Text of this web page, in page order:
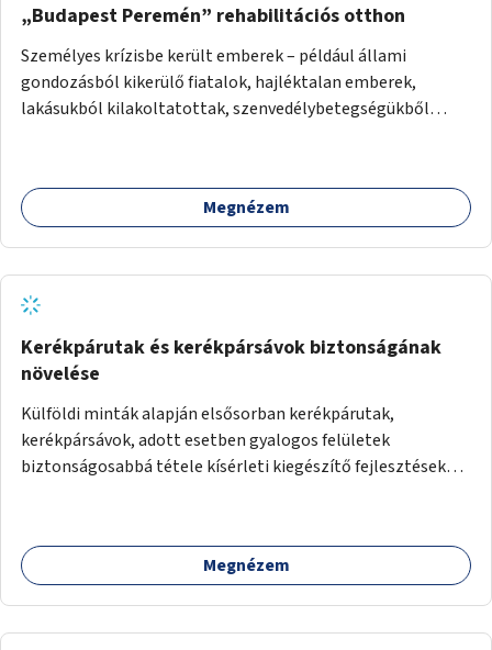
„Budapest Peremén” rehabilitációs otthon
Személyes krízisbe került emberek – például állami
gondozásból kikerülő fiatalok, hajléktalan emberek,
lakásukból kilakoltatottak, szenvedélybetegségükből
civil/szakmai szervezeti háttérrel. A program a közvetlen
segítségen, biztonságnyújtáson kívül gazdálkodásba is
szemléletformálást is céljának tekinti.
Megnézem
Kerékpárutak és kerékpársávok biztonságának
növelése
Külföldi minták alapján elsősorban kerékpárutak,
kerékpársávok, adott esetben gyalogos felületek
biztonságosabbá tétele kísérleti kiegészítő fejlesztésekkel
Megnézem